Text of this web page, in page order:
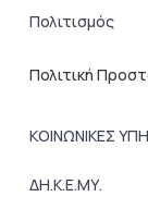
Πολιτισμός
Πολιτική
ΚΟΙΝΩΝΙΚΕΣ
ΔΗ.Κ.Ε.ΜΥ.